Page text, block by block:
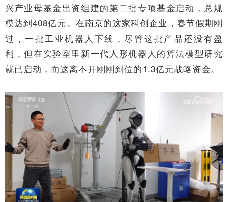
兴产业母基金出资组建的第二批专项基金启动，总规
模达到408亿元。在南京的这家科创企业，春节假期刚
过，一批工业机器人下线，尽管这批产品还没有盈
利，但在实验室里新一代人形机器人的算法模型研究
就已启动，而这离不开刚刚到位的1.3亿元战略资金。